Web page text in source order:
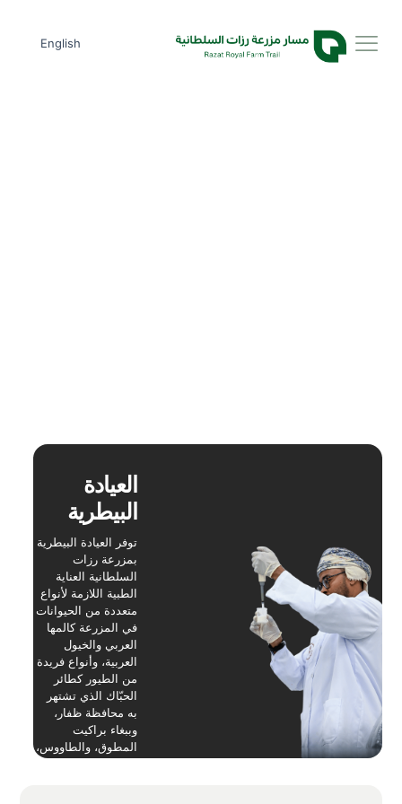
English
العيادة
البيطرية
توفر العيادة البيطرية
بمزرعة رزات
السلطانية العناية
الطبية اللازمة لأنواع
متعددة من الحيوانات
في المزرعة كالمها
العربي والخيول
العربية، وأنواع فريدة
من الطيور كطائر
الحبّاك الذي تشتهر
به محافظة ظفار،
وببغاء براكيت
المطوق، والطاووس،